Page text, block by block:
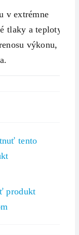
v extrémne
tlaky a teploty)
výkonu,
tento
produkt